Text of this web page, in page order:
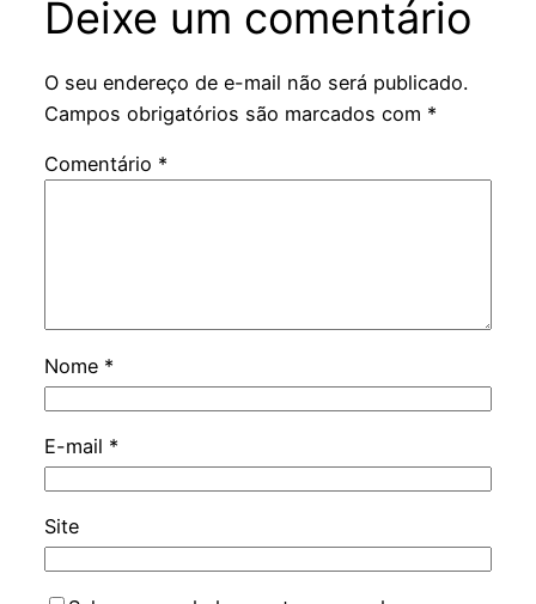
Deixe um comentário
O seu endereço de e-mail não será publicado.
Campos obrigatórios são marcados com *
Comentário *
Nome *
E-mail *
Site